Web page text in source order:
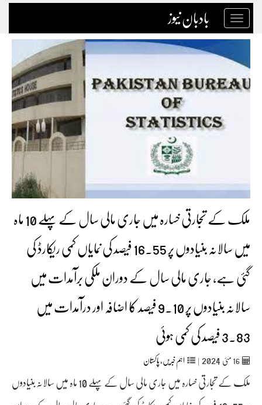
Toggle
navigationبادبان نیوز
ملک کے تجارتی خسارہ میں جاری مالی سال کے پہلے 10 ماہ
میں سالانہ بنیادوں پر 16.55 فیصد کی نمایاں کمی ریکارڈ کی
گئی ہے، جاری مالی سال کے دوران ملکی برآمدات میں
سالانہ بنیادوں پر 9.10 فیصد کا اضافہ اور درآمدات میں
3.83 فیصد کی کمی ہوئی
16مئی‬‮ | اہم خبریں,پاکستان
ملک کے تجارتی خسارہ میں جاری مالی سال کے پہلے 10 ماہ میں سالانہ بنیادوں